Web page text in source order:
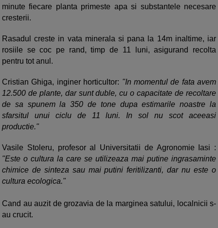
minute fiecare planta primeste apa si substantele necesare
cresterii.
Rasadul creste in vata minerala si pana la 14m inaltime, iar
rosiile se coc pe rand, timp de 11 luni, asigurand recolta
pentru tot anul.
Cristian Ghiga, inginer horticultor: "In momentul de fata avem
12.500 de plante, dar sunt duble, cu o capacitate de recoltare
de sa spunem la 350 de tone dupa estimarile noastre la
sfarsitul unui ciclu de 11 luni. In sol nu scot aceeasi
productie."
Vasile Stoleru, profesor al Universitatii de Agronomie Iasi :
"Este o cultura la care se utilizeaza mai putine ingrasaminte
chimice de sinteza sau mai putini feritilizanti, dar nu este o
cultura ecologica."
Cand au auzit de grozavia de la marginea satului, localnicii s-
au crucit.